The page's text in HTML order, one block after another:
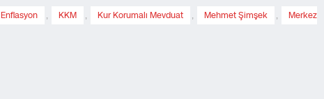
Enflasyon , KKM , Kur Korumalı Mevduat , Mehmet Şimşek , Merkez